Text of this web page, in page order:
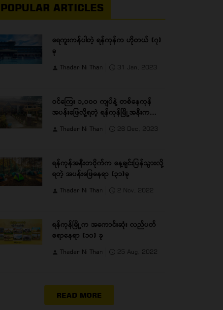
POPULAR ARTICLES
ရေကူးကန်ပါတဲ့ ရန်ကုန်က ဟိုတယ် (၇)
ခု
Thadar Ni Than 31 Jan, 2023
ဝင်ကြေး ၁,၀၀၀ ကျပ်နဲ့ တစ်နေကုန်
အပန်းဖြေလို့ရတဲ့ ရန်ကုန်မြို့အနီးက
Thadar Ni Than 26 Dec, 2023
ရန်ကုန်အနီးတဝိုက်က နေ့ချင်းပြန်သွားလို့
ရတဲ့ အပန်းဖြေနေရာ (၃၁)ခု
Thadar Ni Than 2 Nov, 2022
ရန်ကုန်မြို့က အကောင်းဆုံး လည်ပတ်
စရာနေရာ (၁၀) ခု
Thadar Ni Than 25 Aug, 2022
READ MORE